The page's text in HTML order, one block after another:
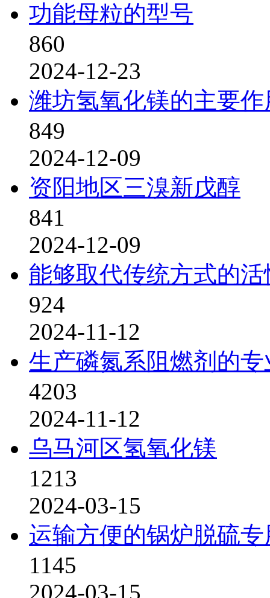
功能母粒的型号
860
2024-12-23
潍坊氢氧化镁的主要
849
2024-12-09
资阳地区三溴新戊醇
841
2024-12-09
能够取代传统方式的
924
2024-11-12
生产磷氮系阻燃剂的
4203
2024-11-12
乌马河区氢氧化镁
1213
2024-03-15
运输方便的锅炉脱硫
1145
2024-03-15